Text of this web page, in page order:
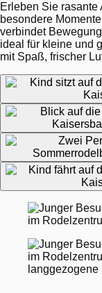
Erleben Sie rasante
besondere
verbindet
ideal für kleine und
mit Spaß, frischer
Impressionen